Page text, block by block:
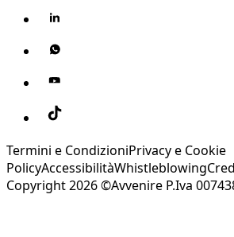
Termini e CondizioniPrivacy e Cookie
PolicyAccessibilitàWhistleblowing
Copyright 2026 ©Avvenire P.Iva